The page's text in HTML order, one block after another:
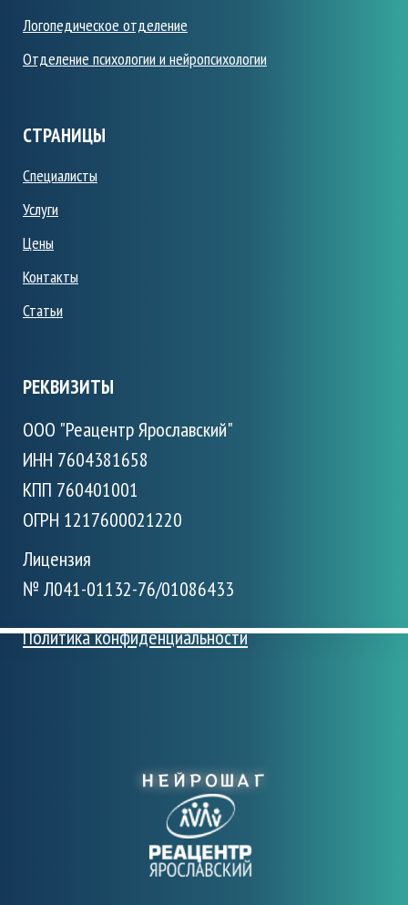
Логопедическое отделение
Отделение психологии и нейропсихологии
СТРАНИЦЫ
Специалисты
Услуги
Цены
Контакты
Статьи
РЕКВИЗИТЫ
ООО "Реацентр Ярославский"
ИНН 7604381658
КПП 760401001
ОГРН 1217600021220
Лицензия
№ Л041-01132-76/01086433
Политика конфиденциальности